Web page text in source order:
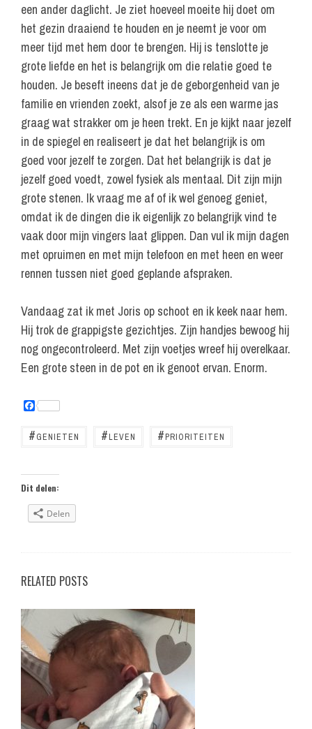
een ander daglicht. Je ziet hoeveel moeite hij doet om
het gezin draaiend te houden en je neemt je voor om
meer tijd met hem door te brengen. Hij is tenslotte je
grote liefde en het is belangrijk om die relatie goed te
houden. Je beseft ineens dat je de geborgenheid van je
familie en vrienden zoekt, alsof je ze als een warme jas
graag wat strakker om je heen trekt. En je kijkt naar jezelf
in de spiegel en realiseert je dat het belangrijk is om
goed voor jezelf te zorgen. Dat het belangrijk is dat je
jezelf goed voedt, zowel fysiek als mentaal. Dit zijn mijn
grote stenen. Ik vraag me af of ik wel genoeg geniet,
omdat ik de dingen die ik eigenlijk zo belangrijk vind te
vaak door mijn vingers laat glippen. Dan vul ik mijn dagen
met opruimen en met mijn telefoon en met heen en weer
rennen tussen niet goed geplande afspraken.
Vandaag zat ik met Joris op schoot en ik keek naar hem.
Hij trok de grappigste gezichtjes. Zijn handjes bewoog hij
nog ongecontroleerd. Met zijn voetjes wreef hij overelkaar.
Een grote steen in de pot en ik genoot ervan. Enorm.
F
e
o
k
#GENIETEN #LEVEN #PRIORITEITEN
Dit delen:
Delen
RELATED POSTS